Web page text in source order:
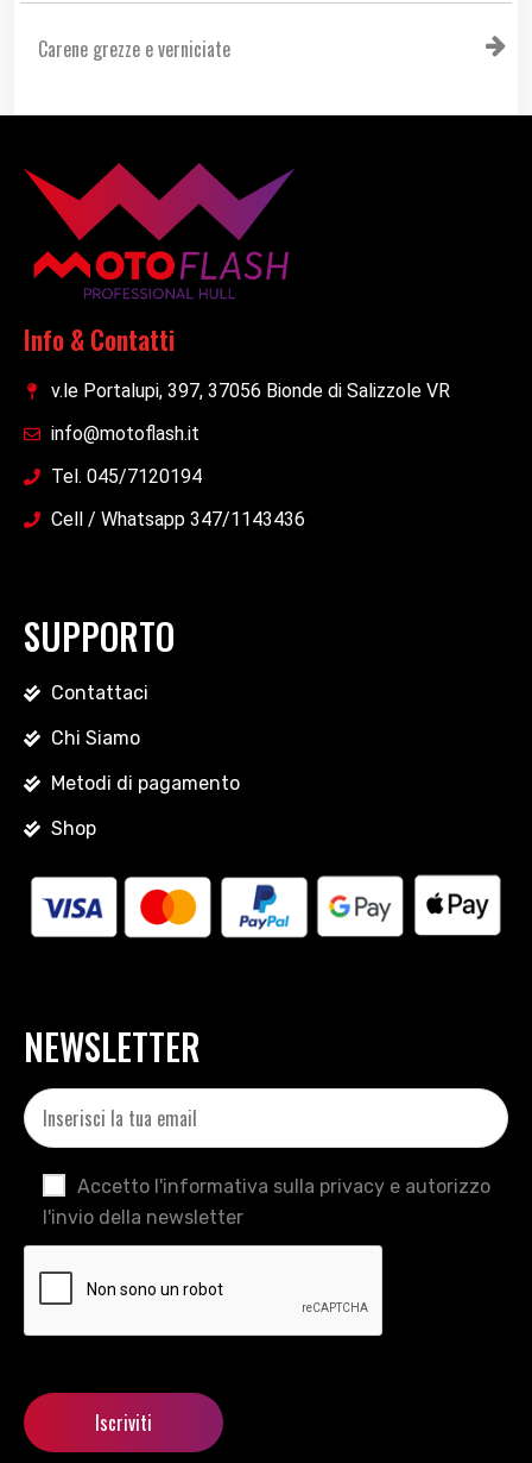
Carene grezze e verniciate
Info & Contatti
v.le Portalupi, 397, 37056 Bionde di Salizzole VR
info@motoflash.it
Tel. 045/7120194
Cell / Whatsapp 347/1143436
SUPPORTO
Contattaci
Chi Siamo
Metodi di pagamento
Shop
NEWSLETTER
Accetto l'informativa sulla privacy e autorizzo
l'invio della newsletter